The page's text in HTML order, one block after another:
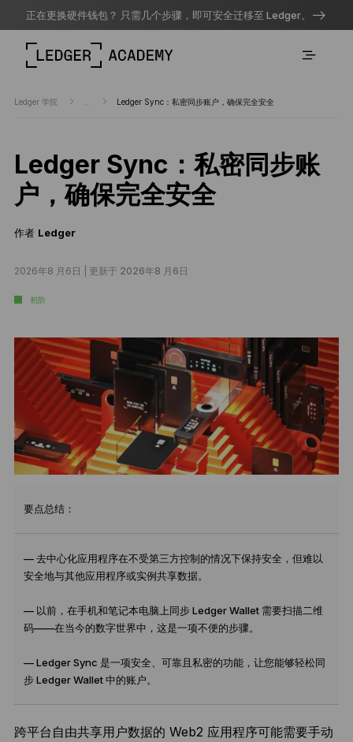
正在更换硬件钱包？ 只需几个步骤，即可安全迁移至 Ledger。
Ledger 学院 Ledger Sync：私密同步账户，确保完全安全
Ledger Sync：私密同步账
户，确保完全安全
作者 Ledger
2026年8 月6日 | 更新于 2026年8 月6日
初阶
要点总结：
— 去中心化应用程序在不受第三方控制的情况下保持安全，但难以
安全地与其他应用程序或实例共享数据。
— 以前，在手机和笔记本电脑上同步 Ledger Wallet 需要扫描二维
码——在当今的数字世界中，这是一项不便的步骤。
— Ledger Sync 是一项安全、可靠且私密的功能，让您能够轻松同
步 Ledger Wallet 中的账户。
跨平台自由共享用户数据的 Web2 应用程序可能需要手动